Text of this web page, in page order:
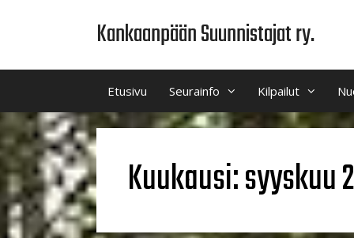
Kankaanpään Suunnistajat ry.
Etusivu Seurainfo Kilpailut
Kuukausi:syyskuu